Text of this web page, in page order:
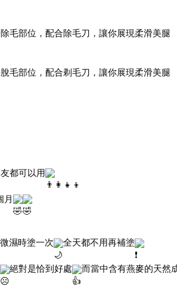
毛部位，配合除毛刀，讓你展現柔滑美腿
毛部位，配合剃毛刀，讓你展現柔滑美腿
都可以用
月
濕時塗一次 全天都不用再補塗
絕對是恰到好處 而當中含有燕麥的天然